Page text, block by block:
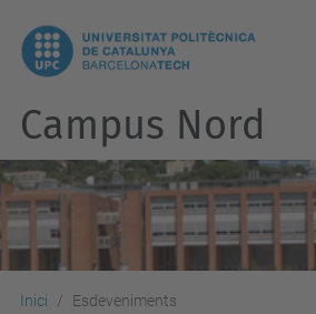
Campus Nord
Inici Esdeveniments